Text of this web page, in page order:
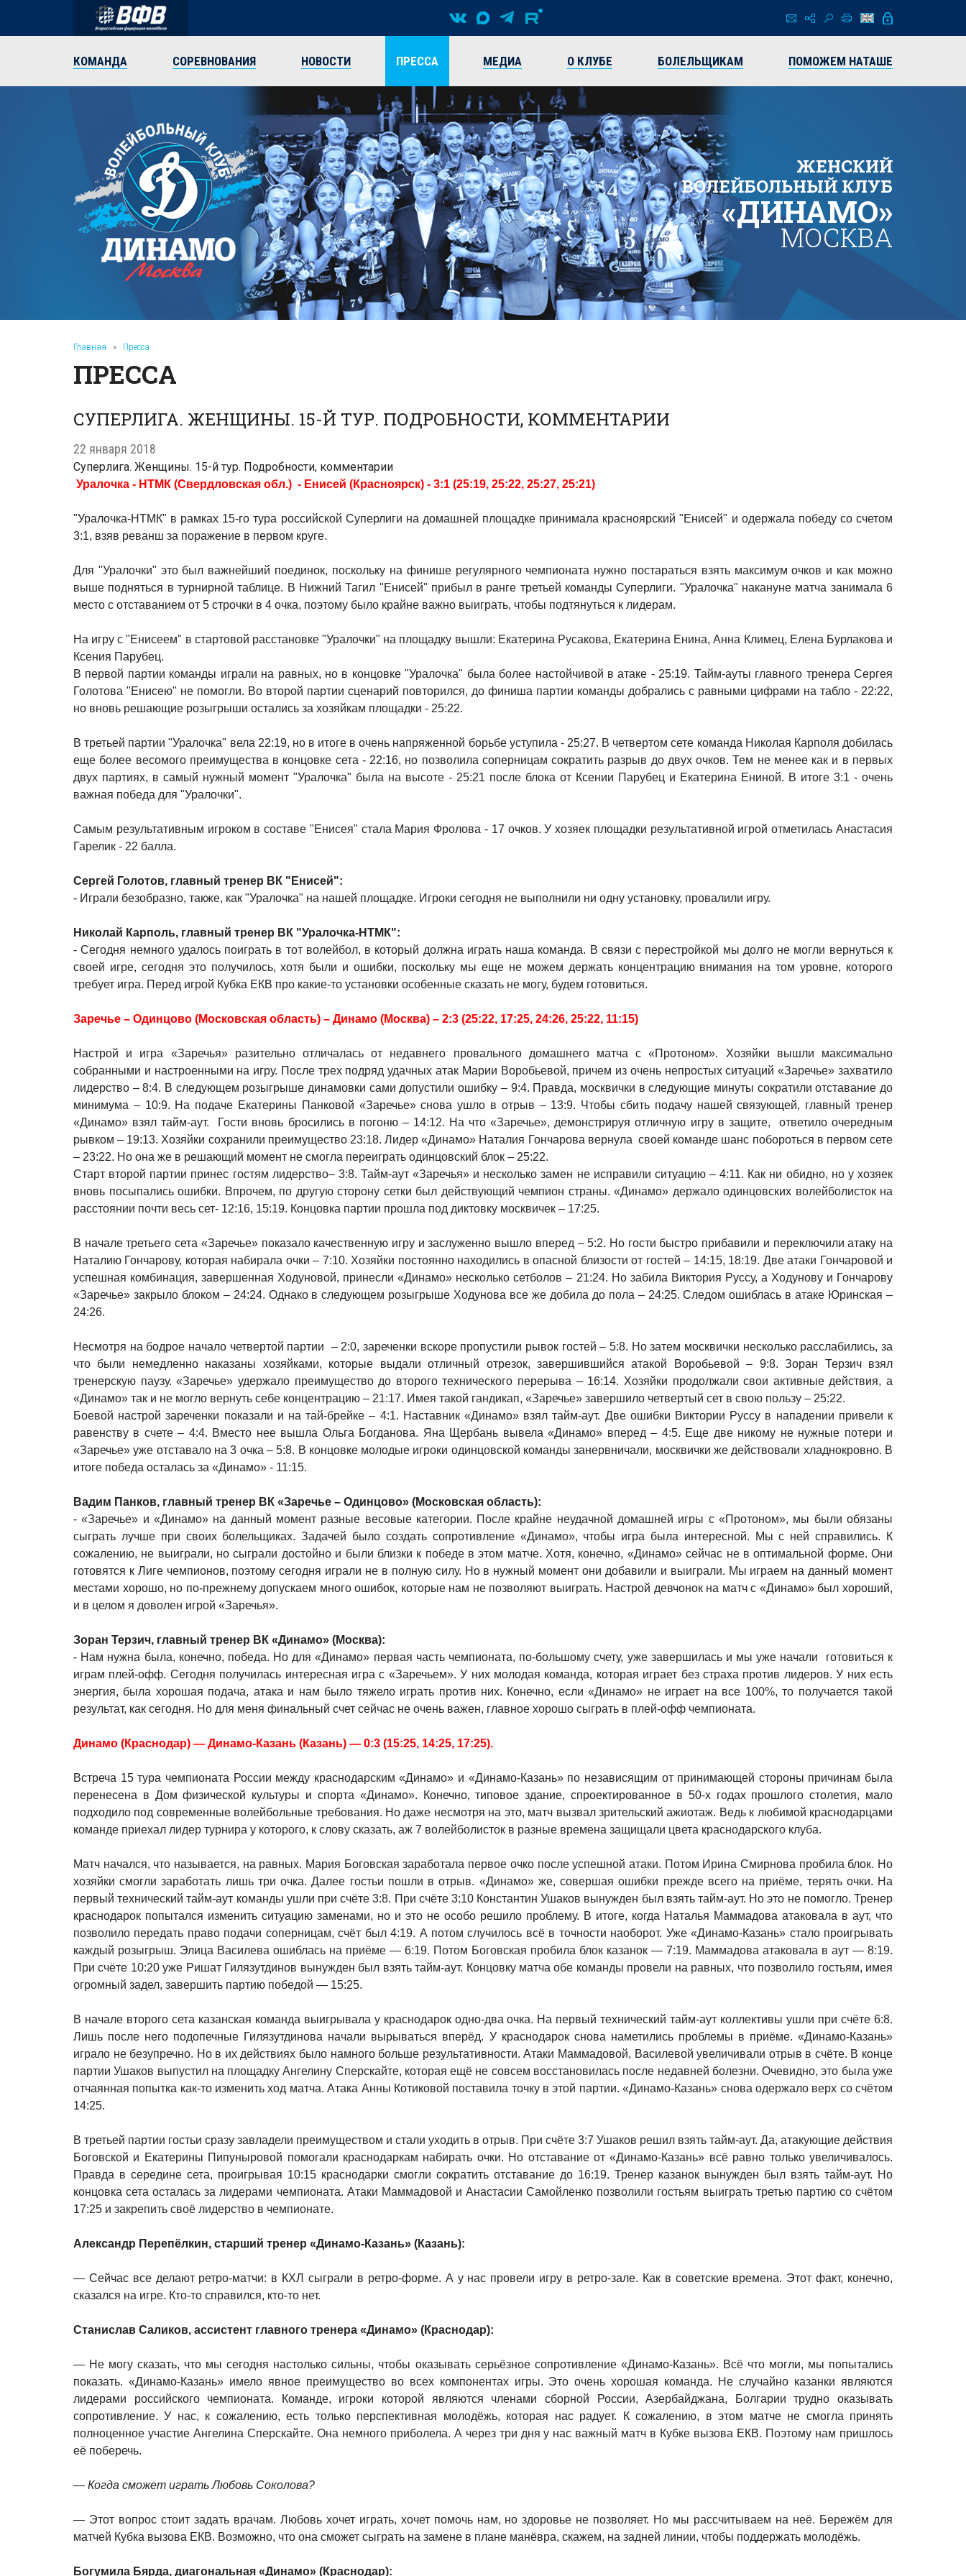
КОМАНДА СОРЕВНОВАНИЯ НОВОСТИ ПРЕССА МЕДИА О КЛУБЕ БОЛЕЛЬЩИКАМ ПОМОЖЕМ НАТАШЕ
ЖЕНСКИЙ
ВОЛЕЙБОЛЬНЫЙ КЛУБ
«ДИНАМО»
МОСКВА
Главная » Пресса
ПРЕССА
СУПЕРЛИГА. ЖЕНЩИНЫ. 15-Й ТУР. ПОДРОБНОСТИ, КОММЕНТАРИИ
22 января 2018
Суперлига. Женщины. 15-й тур. Подробности, комментарии
Уралочка - НТМК (Свердловская обл.) - Енисей (Красноярск) - 3:1 (25:19, 25:22, 25:27, 25:21)
"Уралочка-НТМК" в рамках 15-го тура российской Суперлиги на домашней площадке принимала красноярский "Енисей" и одержала победу со счетом
3:1, взяв реванш за поражение в первом круге.
Для "Уралочки" это был важнейший поединок, поскольку на финише регулярного чемпионата нужно постараться взять максимум очков и как можно
выше подняться в турнирной таблице. В Нижний Тагил "Енисей" прибыл в ранге третьей команды Суперлиги. "Уралочка" накануне матча занимала 6
место с отставанием от 5 строчки в 4 очка, поэтому было крайне важно выиграть, чтобы подтянуться к лидерам.
На игру с "Енисеем" в стартовой расстановке "Уралочки" на площадку вышли: Екатерина Русакова, Екатерина Енина, Анна Климец, Елена Бурлакова и
Ксения Парубец.
В первой партии команды играли на равных, но в концовке "Уралочка" была более настойчивой в атаке - 25:19. Тайм-ауты главного тренера Сергея
Голотова "Енисею" не помогли. Во второй партии сценарий повторился, до финиша партии команды добрались с равными цифрами на табло - 22:22,
но вновь решающие розыгрыши остались за хозяйкам площадки - 25:22.
В третьей партии "Уралочка" вела 22:19, но в итоге в очень напряженной борьбе уступила - 25:27. В четвертом сете команда Николая Карполя добилась
еще более весомого преимущества в концовке сета - 22:16, но позволила соперницам сократить разрыв до двух очков. Тем не менее как и в первых
двух партиях, в самый нужный момент "Уралочка" была на высоте - 25:21 после блока от Ксении Парубец и Екатерина Ениной. В итоге 3:1 - очень
важная победа для "Уралочки".
Самым результативным игроком в составе "Енисея" стала Мария Фролова - 17 очков. У хозяек площадки результативной игрой отметилась Анастасия
Гарелик - 22 балла.
Сергей Голотов, главный тренер ВК "Енисей":
- Играли безобразно, также, как "Уралочка" на нашей площадке. Игроки сегодня не выполнили ни одну установку, провалили игру.
Николай Карполь, главный тренер ВК "Уралочка-НТМК":
- Сегодня немного удалось поиграть в тот волейбол, в который должна играть наша команда. В связи с перестройкой мы долго не могли вернуться к
своей игре, сегодня это получилось, хотя были и ошибки, поскольку мы еще не можем держать концентрацию внимания на том уровне, которого
требует игра. Перед игрой Кубка ЕКВ про какие-то установки особенные сказать не могу, будем готовиться.
Заречье – Одинцово (Московская область) – Динамо (Москва) – 2:3 (25:22, 17:25, 24:26, 25:22, 11:15)
Настрой и игра «Заречья» разительно отличалась от недавнего провального домашнего матча с «Протоном». Хозяйки вышли максимально
собранными и настроенными на игру. После трех подряд удачных атак Марии Воробьевой, причем из очень непростых ситуаций «Заречье» захватило
лидерство – 8:4. В следующем розыгрыше динамовки сами допустили ошибку – 9:4. Правда, москвички в следующие минуты сократили отставание до
минимума – 10:9. На подаче Екатерины Панковой «Заречье» снова ушло в отрыв – 13:9. Чтобы сбить подачу нашей связующей, главный тренер
«Динамо» взял тайм-аут. Гости вновь бросились в погоню – 14:12. На что «Заречье», демонстрируя отличную игру в защите, ответило очередным
рывком – 19:13. Хозяйки сохранили преимущество 23:18. Лидер «Динамо» Наталия Гончарова вернула своей команде шанс побороться в первом сете
– 23:22. Но она же в решающий момент не смогла переиграть одинцовский блок – 25:22.
Старт второй партии принес гостям лидерство– 3:8. Тайм-аут «Заречья» и несколько замен не исправили ситуацию – 4:11. Как ни обидно, но у хозяек
вновь посыпались ошибки. Впрочем, по другую сторону сетки был действующий чемпион страны. «Динамо» держало одинцовских волейболисток на
расстоянии почти весь сет- 12:16, 15:19. Концовка партии прошла под диктовку москвичек – 17:25.
В начале третьего сета «Заречье» показало качественную игру и заслуженно вышло вперед – 5:2. Но гости быстро прибавили и переключили атаку на
Наталию Гончарову, которая набирала очки – 7:10. Хозяйки постоянно находились в опасной близости от гостей – 14:15, 18:19. Две атаки Гончаровой и
успешная комбинация, завершенная Ходуновой, принесли «Динамо» несколько сетболов – 21:24. Но забила Виктория Руссу, а Ходунову и Гончарову
«Заречье» закрыло блоком – 24:24. Однако в следующем розыгрыше Ходунова все же добила до пола – 24:25. Следом ошиблась в атаке Юринская –
24:26.
Несмотря на бодрое начало четвертой партии – 2:0, зареченки вскоре пропустили рывок гостей – 5:8. Но затем москвички несколько расслабились, за
что были немедленно наказаны хозяйками, которые выдали отличный отрезок, завершившийся атакой Воробьевой – 9:8. Зоран Терзич взял
тренерскую паузу. «Заречье» удержало преимущество до второго технического перерыва – 16:14. Хозяйки продолжали свои активные действия, а
«Динамо» так и не могло вернуть себе концентрацию – 21:17. Имея такой гандикап, «Заречье» завершило четвертый сет в свою пользу – 25:22.
Боевой настрой зареченки показали и на тай-брейке – 4:1. Наставник «Динамо» взял тайм-аут. Две ошибки Виктории Руссу в нападении привели к
равенству в счете – 4:4. Вместо нее вышла Ольга Богданова. Яна Щербань вывела «Динамо» вперед – 4:5. Еще две никому не нужные потери и
«Заречье» уже отставало на 3 очка – 5:8. В концовке молодые игроки одинцовской команды занервничали, москвички же действовали хладнокровно. В
итоге победа осталась за «Динамо» - 11:15.
Вадим Панков, главный тренер ВК «Заречье – Одинцово» (Московская область):
- «Заречье» и «Динамо» на данный момент разные весовые категории. После крайне неудачной домашней игры с «Протоном», мы были обязаны
сыграть лучше при своих болельщиках. Задачей было создать сопротивление «Динамо», чтобы игра была интересной. Мы с ней справились. К
сожалению, не выиграли, но сыграли достойно и были близки к победе в этом матче. Хотя, конечно, «Динамо» сейчас не в оптимальной форме. Они
готовятся к Лиге чемпионов, поэтому сегодня играли не в полную силу. Но в нужный момент они добавили и выиграли. Мы играем на данный момент
местами хорошо, но по-прежнему допускаем много ошибок, которые нам не позволяют выиграть. Настрой девчонок на матч с «Динамо» был хороший,
и в целом я доволен игрой «Заречья».
Зоран Терзич, главный тренер ВК «Динамо» (Москва):
- Нам нужна была, конечно, победа. Но для «Динамо» первая часть чемпионата, по-большому счету, уже завершилась и мы уже начали готовиться к
играм плей-офф. Сегодня получилась интересная игра с «Заречьем». У них молодая команда, которая играет без страха против лидеров. У них есть
энергия, была хорошая подача, атака и нам было тяжело играть против них. Конечно, если «Динамо» не играет на все 100%, то получается такой
результат, как сегодня. Но для меня финальный счет сейчас не очень важен, главное хорошо сыграть в плей-офф чемпионата.
Динамо (Краснодар) — Динамо-Казань (Казань) — 0:3 (15:25, 14:25, 17:25).
Встреча 15 тура чемпионата России между краснодарским «Динамо» и «Динамо-Казань» по независящим от принимающей стороны причинам была
перенесена в Дом физической культуры и спорта «Динамо». Конечно, типовое здание, спроектированное в 50-х годах прошлого столетия, мало
подходило под современные волейбольные требования. Но даже несмотря на это, матч вызвал зрительский ажиотаж. Ведь к любимой краснодарцами
команде приехал лидер турнира у которого, к слову сказать, аж 7 волейболисток в разные времена защищали цвета краснодарского клуба.
Матч начался, что называется, на равных. Мария Боговская заработала первое очко после успешной атаки. Потом Ирина Смирнова пробила блок. Но
хозяйки смогли заработать лишь три очка. Далее гостьи пошли в отрыв. «Динамо» же, совершая ошибки прежде всего на приёме, терять очки. На
первый технический тайм-аут команды ушли при счёте 3:8. При счёте 3:10 Константин Ушаков вынужден был взять тайм-аут. Но это не помогло. Тренер
краснодарок попытался изменить ситуацию заменами, но и это не особо решило проблему. В итоге, когда Наталья Маммадова атаковала в аут, что
позволило передать право подачи соперницам, счёт был 4:19. А потом случилось всё в точности наоборот. Уже «Динамо-Казань» стало проигрывать
каждый розыгрыш. Элица Василева ошиблась на приёме — 6:19. Потом Боговская пробила блок казанок — 7:19. Маммадова атаковала в аут — 8:19.
При счёте 10:20 уже Ришат Гилязутдинов вынужден был взять тайм-аут. Концовку матча обе команды провели на равных, что позволило гостьям, имея
огромный задел, завершить партию победой — 15:25.
В начале второго сета казанская команда выигрывала у краснодарок одно-два очка. На первый технический тайм-аут коллективы ушли при счёте 6:8.
Лишь после него подопечные Гилязутдинова начали вырываться вперёд. У краснодарок снова наметились проблемы в приёме. «Динамо-Казань»
играло не безупречно. Но в их действиях было намного больше результативности. Атаки Маммадовой, Василевой увеличивали отрыв в счёте. В конце
партии Ушаков выпустил на площадку Ангелину Сперскайте, которая ещё не совсем восстановилась после недавней болезни. Очевидно, это была уже
отчаянная попытка как-то изменить ход матча. Атака Анны Котиковой поставила точку в этой партии. «Динамо-Казань» снова одержало верх со счётом
14:25.
В третьей партии гостьи сразу завладели преимуществом и стали уходить в отрыв. При счёте 3:7 Ушаков решил взять тайм-аут. Да, атакующие действия
Боговской и Екатерины Пипуныровой помогали краснодаркам набирать очки. Но отставание от «Динамо-Казань» всё равно только увеличивалось.
Правда в середине сета, проигрывая 10:15 краснодарки смогли сократить отставание до 16:19. Тренер казанок вынужден был взять тайм-аут. Но
концовка сета осталась за лидерами чемпионата. Атаки Маммадовой и Анастасии Самойленко позволили гостьям выиграть третью партию со счётом
17:25 и закрепить своё лидерство в чемпионате.
Александр Перепёлкин, старший тренер «Динамо-Казань» (Казань):
— Сейчас все делают ретро-матчи: в КХЛ сыграли в ретро-форме. А у нас провели игру в ретро-зале. Как в советские времена. Этот факт, конечно,
сказался на игре. Кто-то справился, кто-то нет.
Станислав Саликов, ассистент главного тренера «Динамо» (Краснодар):
— Не могу сказать, что мы сегодня настолько сильны, чтобы оказывать серьёзное сопротивление «Динамо-Казань». Всё что могли, мы попытались
показать. «Динамо-Казань» имело явное преимущество во всех компонентах игры. Это очень хорошая команда. Не случайно казанки являются
лидерами российского чемпионата. Команде, игроки которой являются членами сборной России, Азербайджана, Болгарии трудно оказывать
сопротивление. У нас, к сожалению, есть только перспективная молодёжь, которая нас радует. К сожалению, в этом матче не смогла принять
полноценное участие Ангелина Сперскайте. Она немного приболела. А через три дня у нас важный матч в Кубке вызова ЕКВ. Поэтому нам пришлось
её поберечь.
— Когда сможет играть Любовь Соколова?
— Этот вопрос стоит задать врачам. Любовь хочет играть, хочет помочь нам, но здоровье не позволяет. Но мы рассчитываем на неё. Бережём для
матчей Кубка вызова ЕКВ. Возможно, что она сможет сыграть на замене в плане манёвра, скажем, на задней линии, чтобы поддержать молодёжь.
Богумила Бярда, диагональная «Динамо» (Краснодар):